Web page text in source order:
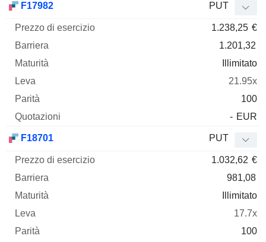
F17982 PUT
1.238,25 €
1.201,32
Illimitato
21.95x
100
- EUR
F18701 PUT
1.032,62 €
981,08
Illimitato
17.7x
100